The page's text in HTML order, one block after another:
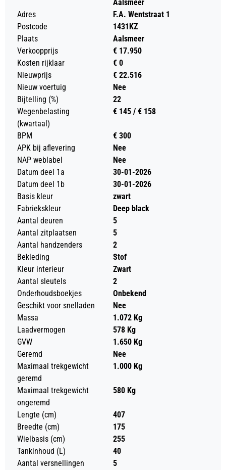
Aalsmeer
Adres
F.A. Wentstraat 1
Postcode
1431KZ
Plaats
Aalsmeer
Verkoopprijs
€ 17.950
Kosten rijklaar
€ 0
Nieuwprijs
€ 22.516
Nieuw voertuig
Nee
Bijtelling (%)
22
Wegenbelasting
(kwartaal)
€ 145 / € 158
BPM
€ 300
APK bij aflevering
Nee
NAP weblabel
Nee
Datum deel 1a
30-01-2026
Datum deel 1b
30-01-2026
Basis kleur
zwart
Fabriekskleur
Deep black
Aantal deuren
5
Aantal zitplaatsen
5
Aantal handzenders
2
Bekleding
Stof
Kleur interieur
Zwart
Aantal sleutels
2
Onderhoudsboekjes
Onbekend
Geschikt voor snelladen
Nee
Massa
1.072 Kg
Laadvermogen
578 Kg
GVW
1.650 Kg
Geremd
Nee
Maximaal trekgewicht
geremd
1.000 Kg
Maximaal trekgewicht
ongeremd
580 Kg
Lengte (cm)
407
Breedte (cm)
175
Wielbasis (cm)
255
Tankinhoud (L)
40
Aantal versnellingen
5